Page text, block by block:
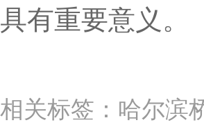
具有重要意义。
相关标签：哈尔